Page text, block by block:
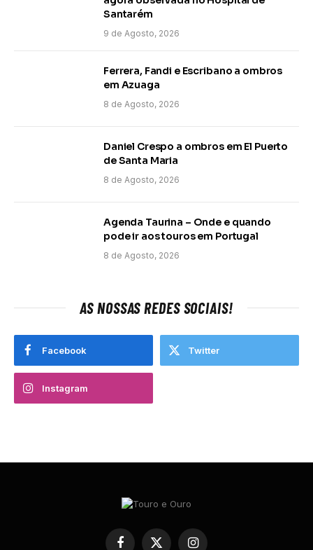
Santarém
9 de Agosto, 2026
Ferrera, Fandi e Escribano a ombros
em Azuaga
8 de Agosto, 2026
Daniel Crespo a ombros em El Puerto
de Santa Maria
8 de Agosto, 2026
Agenda Taurina – Onde e quando
pode ir aos touros em Portugal
8 de Agosto, 2026
AS NOSSAS REDES SOCIAIS!
Facebook Twitter
Instagram